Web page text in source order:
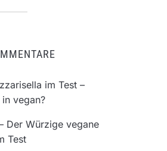
im Test –
vegan?
Der Würzige vegane
Test